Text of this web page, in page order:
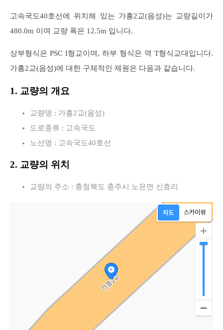
고속국도40호선에 위치해 있는 가흥2교(음성)는 교량길이가
480.0m 이며 교량 폭은 12.5m 입니다.
상부형식은 PSC I형교이며, 하부 형식은 역 T형식교대입니다.
가흥2교(음성)에 대한 구체적인 제원은 다음과 같습니다.
1. 교량의 개요
교량명 : 가흥2교(음성)
도로종류 : 고속국도
노선명 : 고속국도40호선
2. 교량의 위치
교량의 주소 : 충청북도 충주시 노은면 신효리